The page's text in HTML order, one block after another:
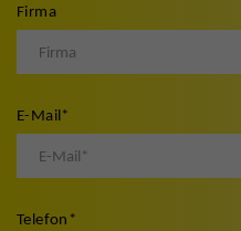
Firma
E-Mail*
Telefon *